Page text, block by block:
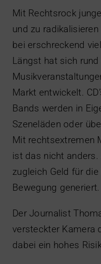
Mit Rechtsrock
und zu
bei erschreckend
Längst hat sich
Markt entwickelt.
Bands werden in
Szeneläden oder
Mit rechtsextremen
ist das nicht
zugleich Geld für
Bewegung generiert.
Der Journalist
versteckter Kamera
dabei ein hohes